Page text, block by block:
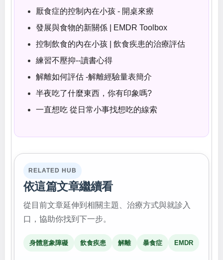
厭食症的控制內在小孩 - 開桌來療
發展與食物的新關係 | EMDR Toolbox
控制飲食的內在小孩 | 飲食疾患的治療評估
練習不壓抑--讀書心得
解離如何評估 -解離經驗量表簡介
半夜吃了什麼東西，你有印象嗎?
一直想吃 從日常小事找想吃的線索
RELATED HUB
依這篇文章繼續看
從目前文章延伸到相關主題、治療方式與就診入
口，協助你找到下一步。
身體意象障礙 飲食疾患 解離 暴食症 EMDR